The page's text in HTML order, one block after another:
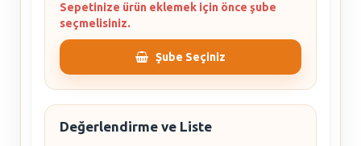
Sepetinize ürün eklemek için önce şube
seçmelisiniz.
Şube Seçiniz
Değerlendirme ve Liste